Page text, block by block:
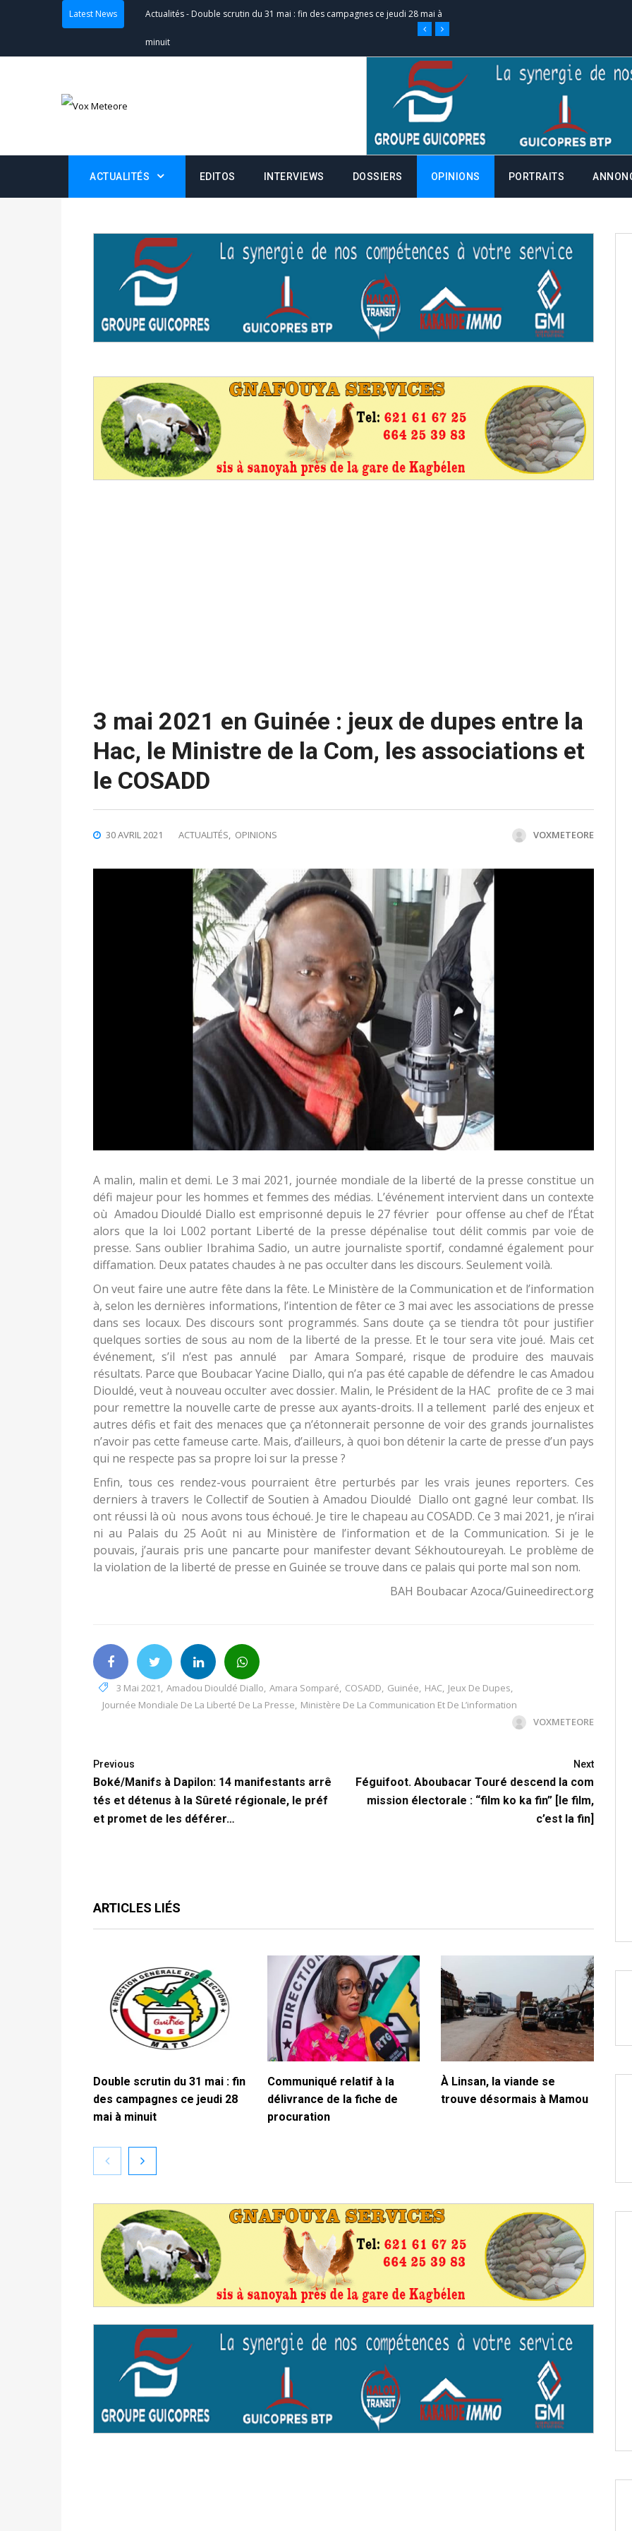
Latest News Actualités- Double scrutin du 31 mai : fin des campagnes ce jeudi 28 mai à
minuit
Communiqué relatif à la délivrance de la fiche de procuration
Convocation des membres des Commissions Administratives de
Centralisation des Votes (CACV) à une prestation de serment et à une
formation
Politique Candidats : désignez vos représentants aux CACV (centralisation
Politique Double scrutin du 31 mai : retrait des cartes d’électeurs possible
du 16 au 31 mai 2026
Politique Délégués de bureaux de vote : vos informations à transmettre
avant le 16 mai 2026 à 16h
statistiques des législatives et communales : ce 4 juin à 18h
Politique-Suite de la publication des résultats partiels des élections de mai
ce 03 juin à 14h
Politique-Suite de la publication des résultats partiels des élections de mai
ACTUALITÉS EDITOS INTERVIEWS DOSSIERS OPINIONS PORTRAITS
3 mai 2021 en Guinée : jeux de dupes entre la
Hac, le Ministre de la Com, les associations et
le COSADD
30 AVRIL 2021 ACTUALITÉS OPINIONS VOXMETEORE
A malin, malin et demi. Le 3 mai 2021, journée mondiale de la liberté de la presse constitue un
défi majeur pour les hommes et femmes des médias. L’événement intervient dans un contexte
où Amadou Diouldé Diallo est emprisonné depuis le 27 février pour offense au chef de l’État
alors que la loi L002 portant Liberté de la presse dépénalise tout délit commis par voie de
presse. Sans oublier Ibrahima Sadio, un autre journaliste sportif, condamné également pour
diffamation. Deux patates chaudes à ne pas occulter dans les discours. Seulement voilà.
On veut faire une autre fête dans la fête. Le Ministère de la Communication et de l’information
à, selon les dernières informations, l’intention de fêter ce 3 mai avec les associations de presse
dans ses locaux. Des discours sont programmés. Sans doute ça se tiendra tôt pour justifier
quelques sorties de sous au nom de la liberté de la presse. Et le tour sera vite joué. Mais cet
événement, s’il n’est pas annulé par Amara Somparé, risque de produire des mauvais
résultats. Parce que Boubacar Yacine Diallo, qui n’a pas été capable de défendre le cas Amadou
Diouldé, veut à nouveau occulter avec dossier. Malin, le Président de la HAC profite de ce 3 mai
pour remettre la nouvelle carte de presse aux ayants-droits. Il a tellement parlé des enjeux et
autres défis et fait des menaces que ça n’étonnerait personne de voir des grands journalistes
n’avoir pas cette fameuse carte. Mais, d’ailleurs, à quoi bon détenir la carte de presse d’un pays
qui ne respecte pas sa propre loi sur la presse ?
Enfin, tous ces rendez-vous pourraient être perturbés par les vrais jeunes reporters. Ces
derniers à travers le Collectif de Soutien à Amadou Diouldé Diallo ont gagné leur combat. Ils
ont réussi là où nous avons tous échoué. Je tire le chapeau au COSADD. Ce 3 mai 2021, je n’irai
ni au Palais du 25 Août ni au Ministère de l’information et de la Communication. Si je le
pouvais, j’aurais pris une pancarte pour manifester devant Sékhoutoureyah. Le problème de
la violation de la liberté de presse en Guinée se trouve dans ce palais qui porte mal son nom.
BAH Boubacar Azoca/Guineedirect.org
3 Mai 2021, Amadou Diouldé Diallo, Amara Somparé, COSADD, Guinée, HAC, Jeux De Dupes,
Journée Mondiale De La Liberté De La Presse, Ministère De La Communication Et De L’information
VOXMETEORE
Previous
Boké/Manifs à Dapilon: 14 manifestants arrê
tés et détenus à la Sûreté régionale, le préf
et promet de les déférer…
Next
Féguifoot. Aboubacar Touré descend la com
mission électorale : “film ko ka fin” [le film,
c’est la fin]
ARTICLES LIÉS
Double scrutin du 31 mai : fin
des campagnes ce jeudi 28
mai à minuit
Communiqué relatif à la
délivrance de la fiche de
procuration
À Linsan, la viande se
trouve désormais à Mamou